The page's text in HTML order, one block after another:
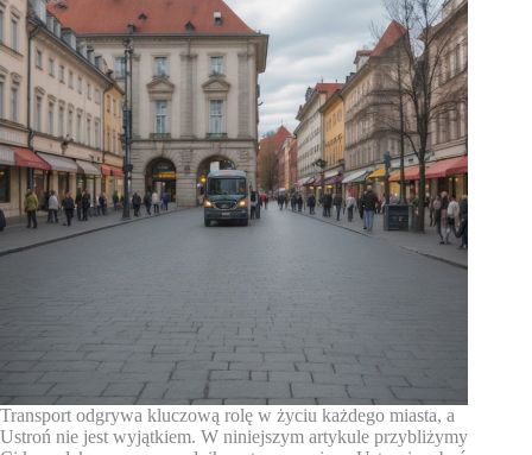
Transport odgrywa kluczową rolę w życiu każdego miasta, a
Ustroń nie jest wyjątkiem. W niniejszym artykule przybliżymy